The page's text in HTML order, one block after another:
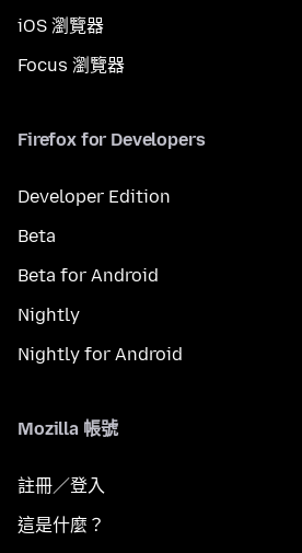
iOS 瀏覽器
Focus 瀏覽器
Firefox for Developers
Developer Edition
Beta
Beta for Android
Nightly
Nightly for Android
Mozilla 帳號
註冊／登入
這是什麼？